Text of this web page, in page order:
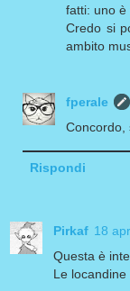
fatti: uno è
Credo si
ambito
fperale
Concordo,
Rispondi
Pirkaf 18
Questa è
Le locandine